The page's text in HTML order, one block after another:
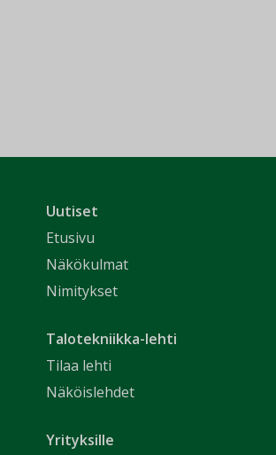
Uutiset
Etusivu
Näkökulmat
Nimitykset
Talotekniikka-lehti
Tilaa lehti
Näköislehdet
Yrityksille